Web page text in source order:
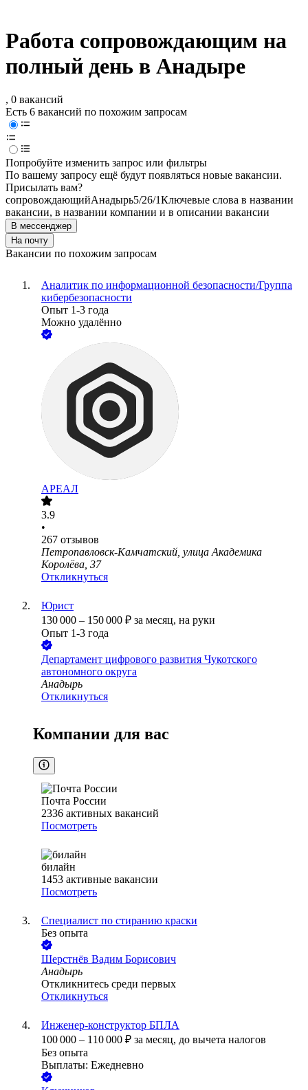
Работа сопровождающим на
полный день в Анадыре
, 0 вакансий
Есть 6 вакансий по похожим запросам
Попробуйте изменить запрос или фильтры
По вашему запросу ещё будут появляться новые вакансии.
Присылать вам?
сопровождающийАнадырь5/26/1Ключевые слова в названии
вакансии, в названии компании и в описании вакансии
В мессенджер
На почту
Вакансии по похожим запросам
Аналитик по информационной безопасности/Группа
кибербезопасности
Опыт 1-3 года
Можно удалённо
АРЕАЛ
3.9
•
267 отзывов
Петропавловск-Камчатский, улица Академика
Королёва, 37
Откликнуться
Юрист
130 000 – 150 000 ₽ за месяц, на руки
Опыт 1-3 года
Департамент цифрового развития Чукотского
автономного округа
Анадырь
Откликнуться
Компании для вас
Почта России
2336 активных вакансий
Посмотреть
билайн
1453 активные вакансии
Посмотреть
Специалист по стиранию краски
Без опыта
Шерстнёв Вадим Борисович
Анадырь
Откликнитесь среди первых
Откликнуться
Инженер-конструктор БПЛА
100 000 – 110 000 ₽ за месяц, до вычета налогов
Без опыта
Выплаты: Ежедневно